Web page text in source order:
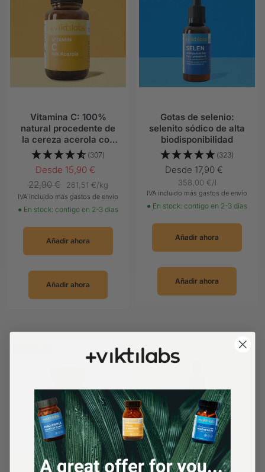
Vitamina C: 100%
natural procedente de
la cereza acerola con
polifenoles(307)
Precio
Oferta
Desde 15,90 €
Precio
normal
22,90 € 261,51 €/kg
IVA incluido más gastos de envío
● En stock: contigo en 2-3 días
Añadir ahora
Añadir ahora
Gotas de selenio:
selenito sódico de alta
biodisponibilidad
(323)
Precio
Oferta
Desde 17,90 €
358,00 €/l
IVA incluido más gastos de envío
● En stock: contigo en 2-3 días
Añadir ahora
Añadir ahora